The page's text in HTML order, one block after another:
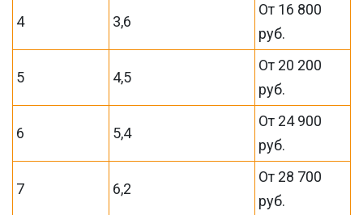
4 3,6
От 16 800
руб.
5 4,5
От 20 200
руб.
6 5,4
От 24 900
руб.
7 6,2
От 28 700
руб.